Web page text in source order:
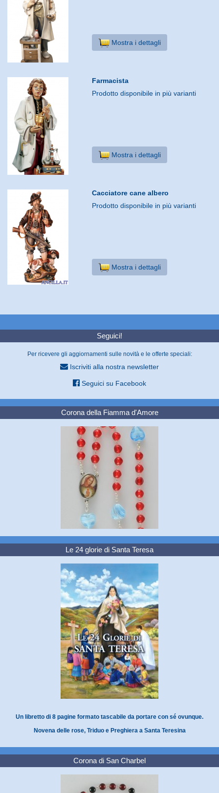
Mostra i dettagli
Farmacista
Prodotto disponibile in più varianti
Mostra i dettagli
Cacciatore cane albero
Prodotto disponibile in più varianti
Mostra i dettagli
Seguici!
Per ricevere gli aggiornamenti sulle novità e le offerte speciali:
Iscriviti alla nostra newsletter
Seguici su Facebook
Corona della Fiamma d'Amore
Le 24 glorie di Santa Teresa
Un libretto di 8 pagine formato tascabile da portare con sé ovunque.
Novena delle rose, Triduo e Preghiera a Santa Teresina
Corona di San Charbel